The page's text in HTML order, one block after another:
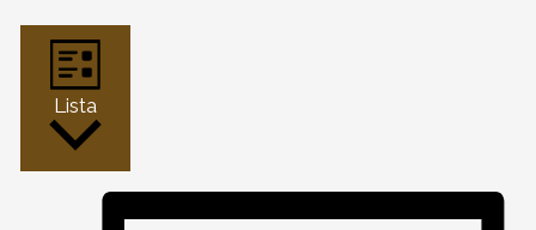
Lista